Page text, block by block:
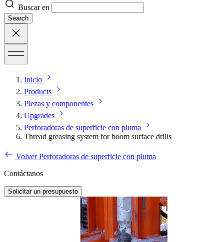
Buscar en
Search
Inicio
Products
Piezas y componentes
Upgrades
Perforadoras de superficie con pluma
Thread greasing system for boom surface drills
Volver Perforadoras de superficie con pluma
Contáctanos
Solicitar un presupuesto